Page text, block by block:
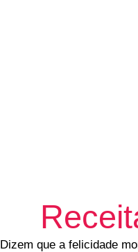
Dizem que a felicidade